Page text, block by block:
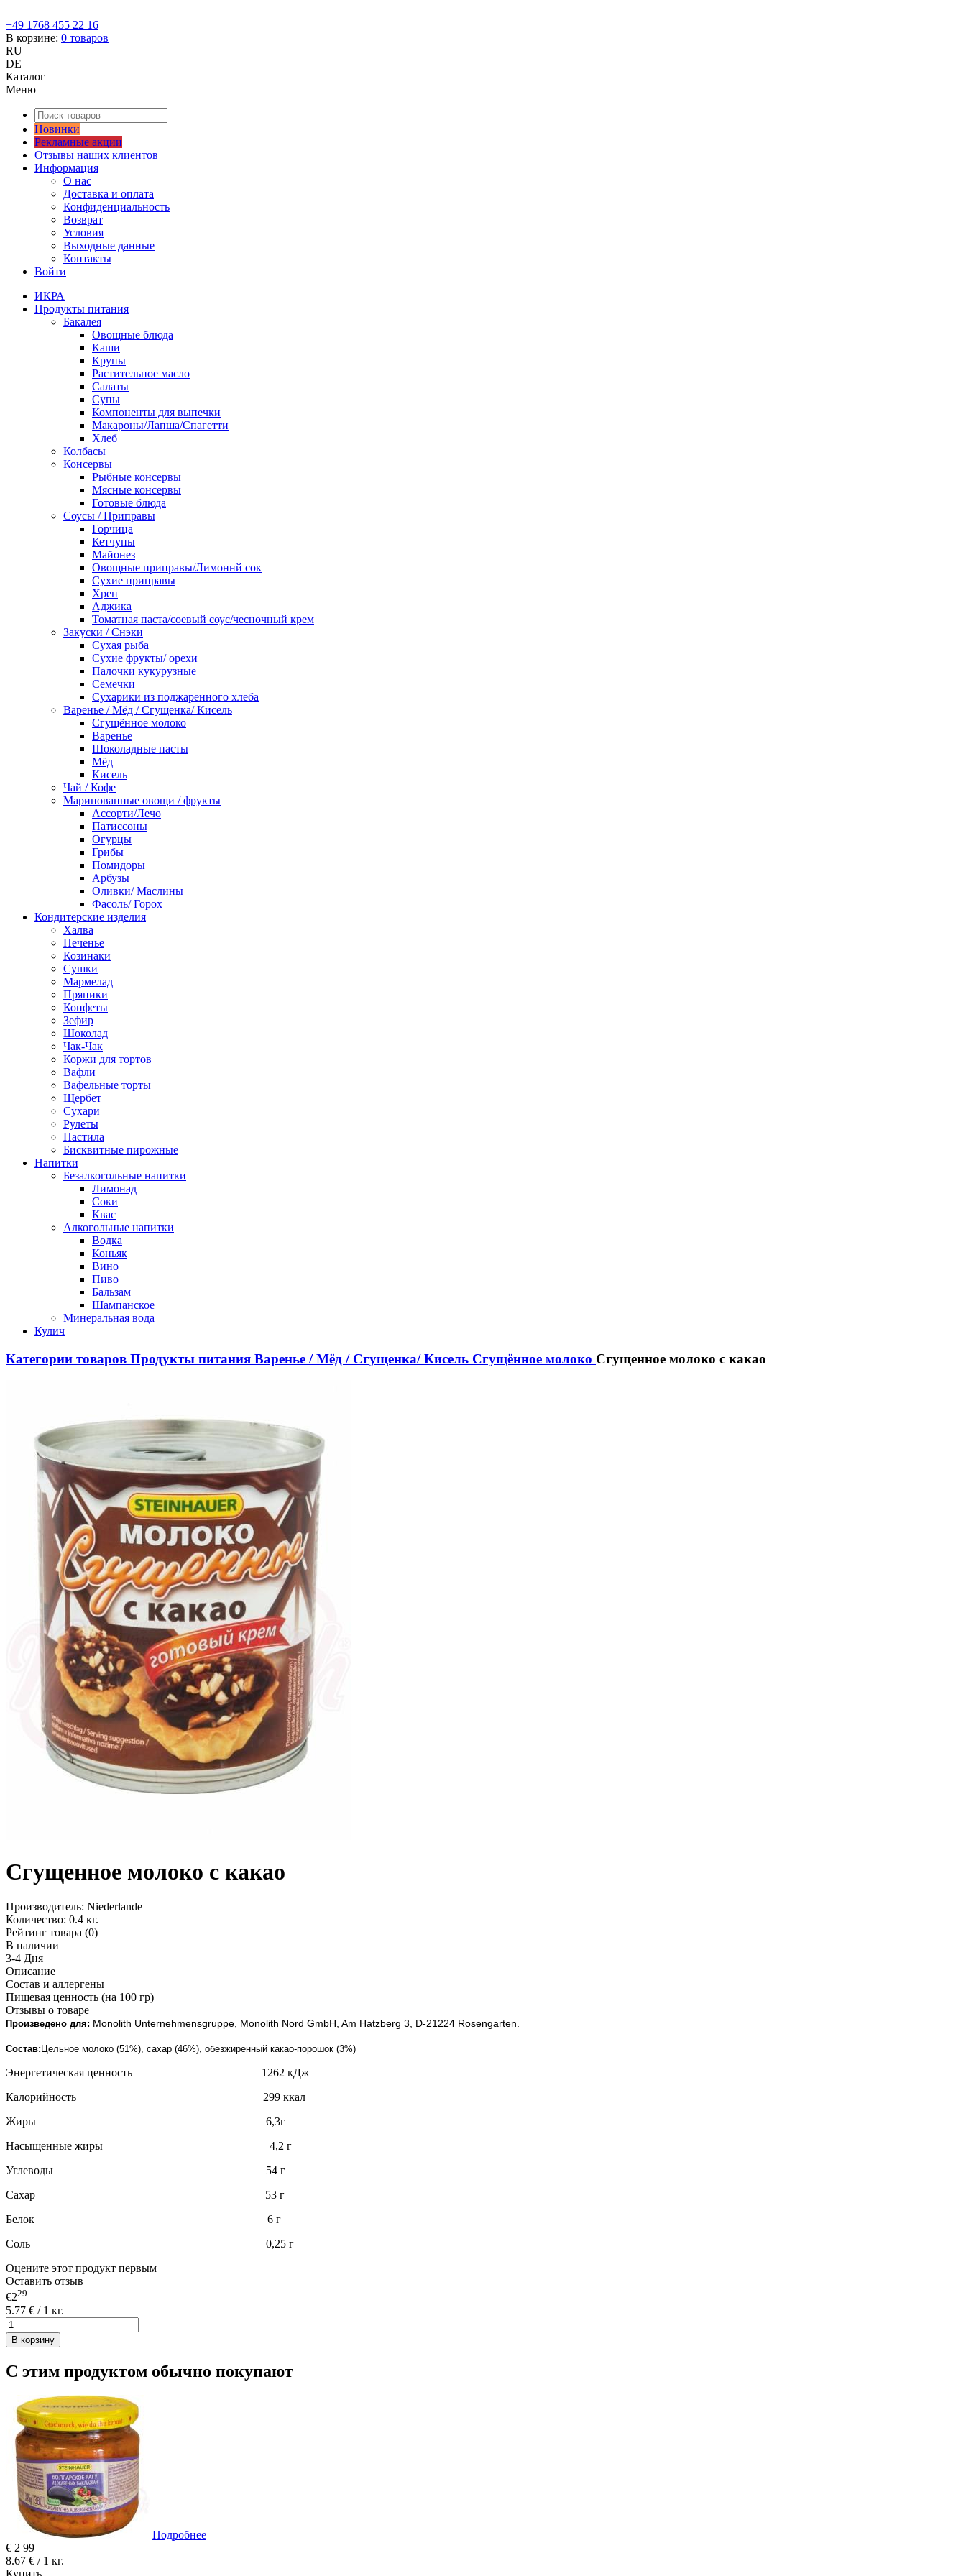
+49 1768 455 22 16
В корзине: 0 товаров
RU
DE
Каталог
Меню
Новинки
Рекламные акции
Отзывы наших клиентов
Информация
О нас
Доставка и оплата
Конфиденциальность
Возврат
Условия
Выходные данные
Контакты
Войти
ИКРА
Продукты питания
Бакалея
Овощные блюда
Каши
Крупы
Растительное масло
Салаты
Супы
Компоненты для выпечки
Макароны/Лапша/Спагетти
Хлеб
Колбасы
Консервы
Рыбные консервы
Мясные консервы
Готовые блюда
Соусы / Приправы
Горчица
Кетчупы
Майонез
Овощные приправы/Лимоннй сок
Сухие приправы
Хрен
Аджика
Томатная паста/соевый соус/чесночный крем
Закуски / Снэки
Сухая рыба
Сухие фрукты/ орехи
Палочки кукурузные
Семечки
Сухарики из поджаренного хлеба
Варенье / Мёд / Сгущенка/ Кисель
Сгущённое молоко
Варенье
Шоколадные пасты
Мёд
Кисель
Чай / Кофе
Маринованные овощи / фрукты
Ассорти/Лечо
Патиссоны
Огурцы
Грибы
Помидоры
Арбузы
Оливки/ Маслины
Фасоль/ Горох
Кондитерские изделия
Халва
Печенье
Козинаки
Сушки
Мармелад
Пряники
Конфеты
Зефир
Шоколад
Чак-Чак
Коржи для тортов
Вафли
Вафельные торты
Щербет
Сухари
Рулеты
Пастила
Бисквитные пирожные
Напитки
Безалкогольные напитки
Лимонад
Соки
Квас
Алкогольные напитки
Водка
Коньяк
Вино
Пиво
Бальзам
Шампанское
Минеральная вода
Кулич
Категории товаров Продукты питания Варенье / Мёд / Сгущенка/ Кисель Сгущённое молоко Сгущенное молоко с какао
Сгущенное молоко с какао
Производитель: Niederlande
Количество: 0.4 кг.
Рейтинг товара (0)
В наличии
3-4 Дня
Описание
Состав и аллергены
Пищевая ценность (на 100 гр)
Отзывы о товаре
Произведено для: Monolith Unternehmensgruppe, Monolith Nord GmbH, Am Hatzberg 3, D-21224 Rosengarten.
Состав: Цельное молоко (51%), сахар (46%), обезжиренный какао-порошок (3%)
Энергетическая ценность 1262 кДж
Калорийность 299 ккал
Жиры 6,3г
Насыщенные жиры 4,2 г
Углеводы 54 г
Сахар 53 г
Белок 6 г
Соль 0,25 г
Оцените этот продукт первым
Оставить отзыв
€229
5.77 € / 1 кг.
В корзину
С этим продуктом обычно покупают
Подробнее
€ 2 99
8.67 € / 1 кг.